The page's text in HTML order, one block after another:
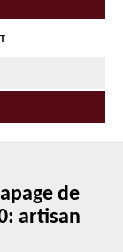
de
artisan